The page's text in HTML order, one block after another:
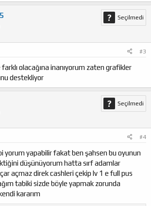
Seçilmedi
#3
olacağına inanıyorum zaten grafikler
destekliyor
Seçilmedi
#4
yorum yapabilir fakat ben şahsen bu oyunun
düşünüyorum hatta sırf adamlar
açmaz direk cashleri çekip lv 1 e full pus
tabiki sizde böyle yapmak zorunda
kararım